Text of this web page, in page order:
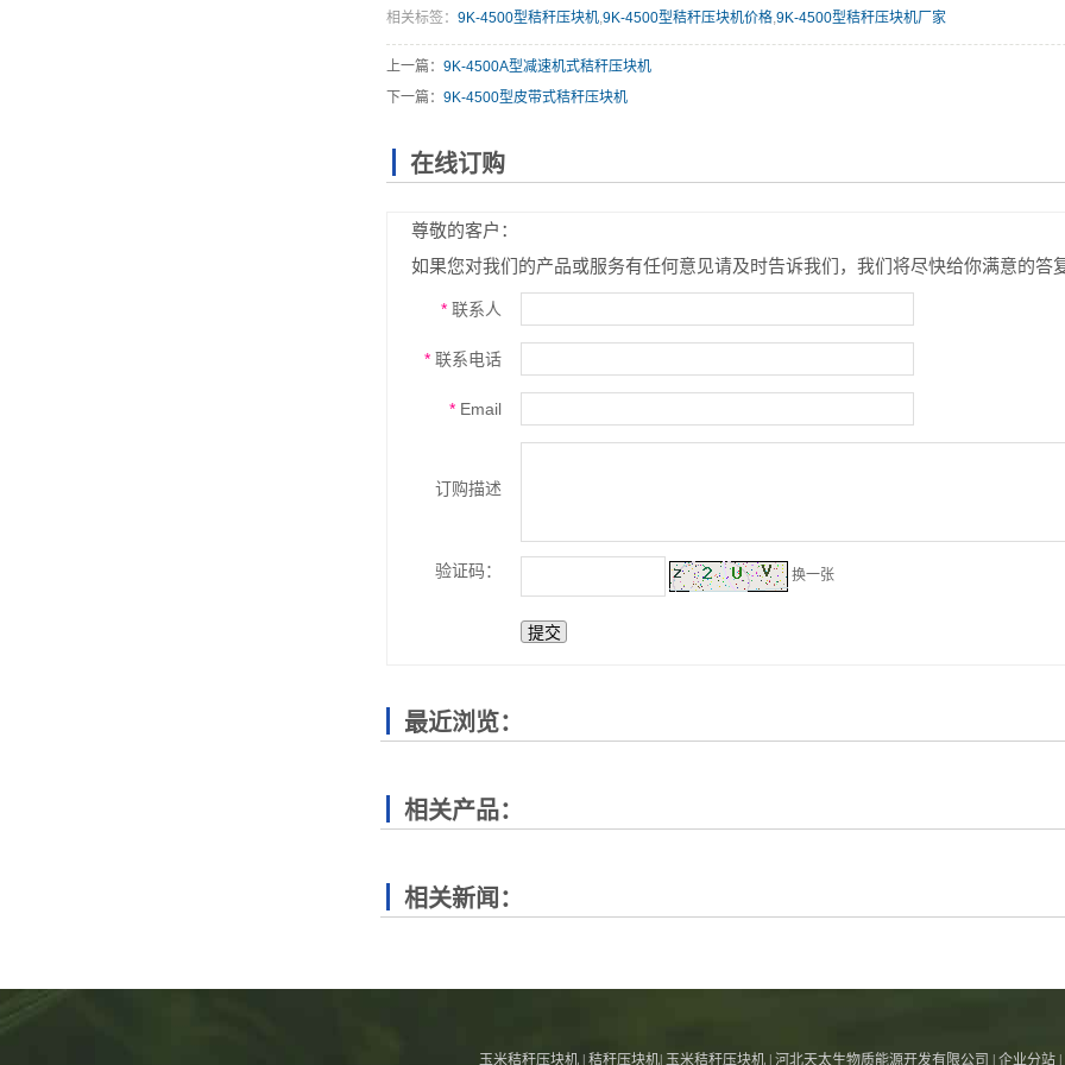
相关标签： 9K-4500型秸秆压块机,9K-4500型秸秆压块机价格,9K-4500型秸秆压块机厂家
上一篇： 9K-4500A型减速机式秸秆压块机
下一篇： 9K-4500型皮带式秸秆压块机
在线订购
尊敬的客户：
如果您对我们的产品或服务有任何意见请及时告诉我们，我们将尽快给你满意的答
* 联系人
* 联系电话
* Email
订购描述
验证码： 换一张
最近浏览：
相关产品：
相关新闻：
玉米秸秆压块机 秸秆压块机 玉米秸秆压块机 河北天太生物质能源开发有限公司 企业分站